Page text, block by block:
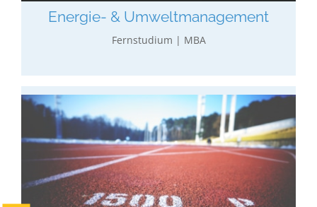
Energie- & Umweltmanagement
Fernstudium | MBA
Führung im Leistungssport
Allgemeines wirtschaftliches Studium in
Verbindung mit Aspekten des Leistungssports in